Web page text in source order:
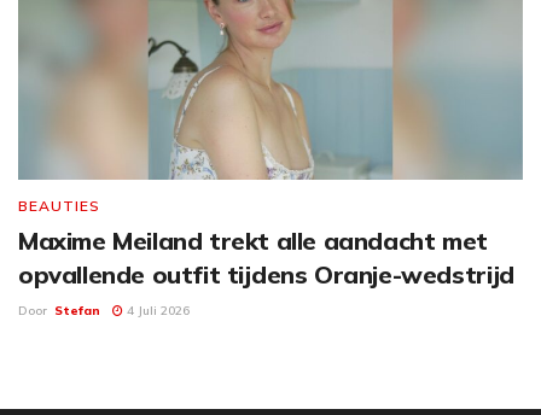
BEAUTIES
Maxime Meiland trekt alle aandacht met
opvallende outfit tijdens Oranje-wedstrijd
Door Stefan 4 Juli 2026